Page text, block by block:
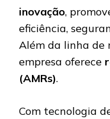
inovação,
eficiência,
Além da linha de
empresa oferece
(AMRs).
Com tecnologia